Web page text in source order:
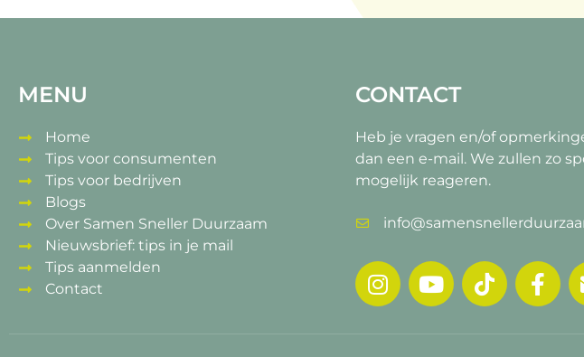
MENU
Home
Tips voor consumenten
Tips voor bedrijven
Blogs
Over Samen Sneller Duurzaam
Nieuwsbrief: tips in je mail
Tips aanmelden
Contact
CONTACT
Heb je vragen en/of
dan een e-mail. We zullen zo
mogelijk reageren.